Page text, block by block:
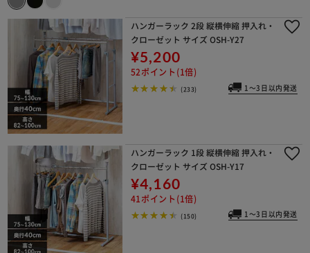
ハンガーラック 2段 縦横伸縮 押入れ・
クローゼット サイズ OSH-Y27
¥5,200
52ポイント(1倍)
(233) 1～3日以内発送
ハンガーラック 1段 縦横伸縮 押入れ・
クローゼット サイズ OSH-Y17
¥4,160
41ポイント(1倍)
(150) 1～3日以内発送